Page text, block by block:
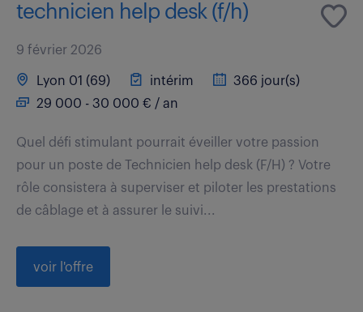
technicien help desk (f/h)
9 février 2026
Lyon 01 (69) intérim
366 jour(s)
29 000 - 30 000 € / an
Quel défi stimulant pourrait éveiller votre passion
pour un poste de Technicien help desk (F/H) ? Votre
rôle consistera à superviser et piloter les prestations
de câblage et à assurer le suivi...
voir l'offre